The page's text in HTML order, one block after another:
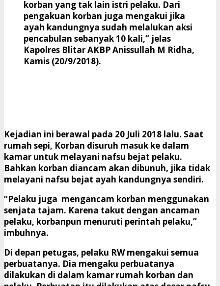
korban yang tak lain istri pelaku. Dari
pengakuan korban juga mengakui jika
ayah kandungnya sudah melalukan aksi
pencabulan sebanyak 10 kali,” jelas
Kapolres Blitar AKBP Anissullah M Ridha,
Kamis (20/9/2018).
Kejadian ini berawal pada 20 Juli 2018 lalu. Saat
rumah sepi, Korban disuruh masuk ke dalam
kamar untuk melayani nafsu bejat pelaku.
Bahkan korban diancam akan dibunuh, jika tidak
melayani nafsu bejat ayah kandungnya sendiri.
“Pelaku juga mengancam korban menggunakan
senjata tajam. Karena takut dengan ancaman
pelaku, korbanpun menuruti perintah pelaku,”
imbuhnya.
Di depan petugas, pelaku RW mengakui semua
perbuatanya. Dia mengaku perbuatanya
dilakukan di dalam kamar rumah korban dan